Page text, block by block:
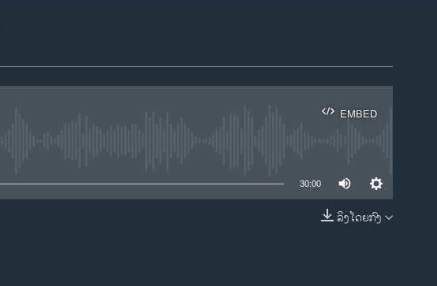
EMBED
EMBED
30:00
ລິງໂດຍກົງ